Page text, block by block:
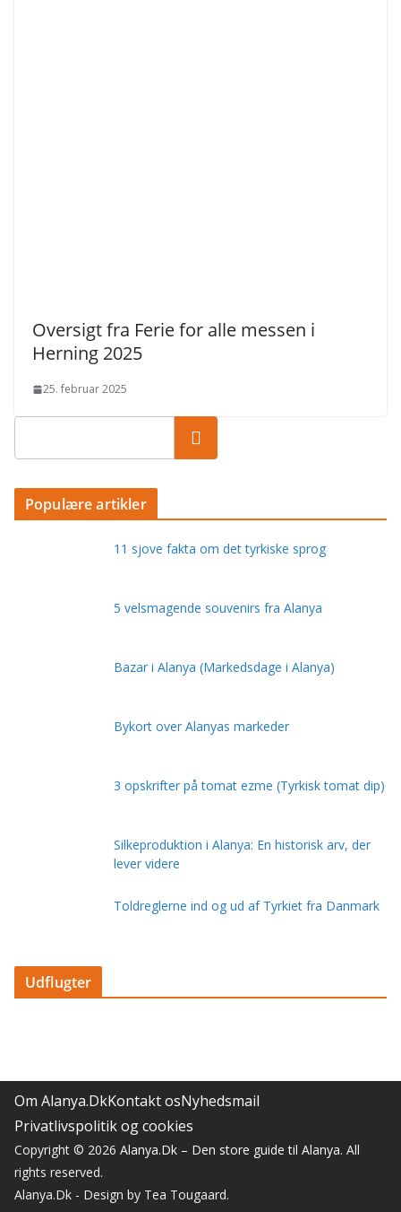
Oversigt fra Ferie for alle messen i
Herning 2025
25. februar 2025
Populære artikler
11 sjove fakta om det tyrkiske sprog
5 velsmagende souvenirs fra Alanya
Bazar i Alanya (Markedsdage i Alanya)
Bykort over Alanyas markeder
3 opskrifter på tomat ezme (Tyrkisk tomat dip)
Silkeproduktion i Alanya: En historisk arv, der
lever videre
Toldreglerne ind og ud af Tyrkiet fra Danmark
Udflugter
Om Alanya.DkKontakt osNyhedsmail
Privatlivspolitik og cookies
Copyright © 2026 Alanya.Dk – Den store guide til Alanya. All
rights reserved.
Alanya.Dk - Design by Tea Tougaard.